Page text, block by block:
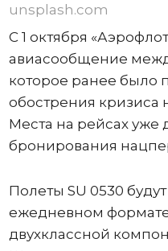
unsplash.com
С 1 октября
авиасообщение
которое ранее было
обострения кризиса
Места на рейсах уже
бронирования
Полеты SU 0530
ежедневном
двухклассной